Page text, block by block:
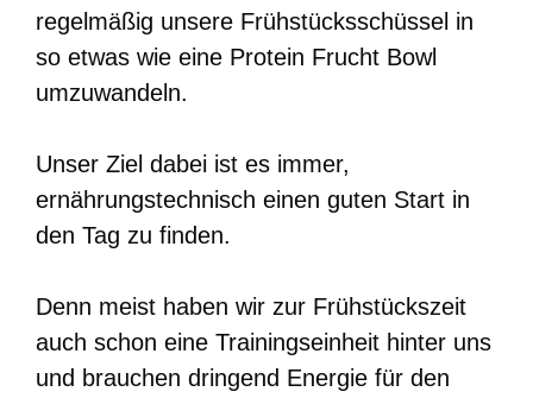
regelmäßig unsere Frühstücksschüssel in
so etwas wie eine Protein Frucht Bowl
umzuwandeln.
Unser Ziel dabei ist es immer,
ernährungstechnisch einen guten Start in
den Tag zu finden.
Denn meist haben wir zur Frühstückszeit
auch schon eine Trainingseinheit hinter uns
und brauchen dringend Energie für den